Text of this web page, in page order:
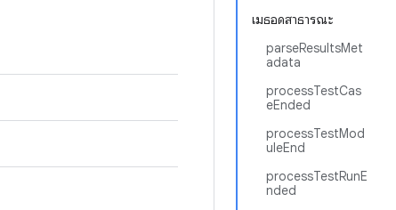
เมธอดสาธารณะ
parseResultsMet
adata
processTestCas
eEnded
processTestMod
uleEnd
processTestRunE
nded